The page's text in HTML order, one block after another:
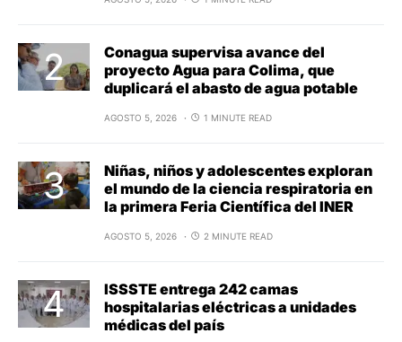
Conagua supervisa avance del
proyecto Agua para Colima, que
duplicará el abasto de agua potable
AGOSTO 5, 2026 1 MINUTE READ
Niñas, niños y adolescentes exploran
el mundo de la ciencia respiratoria en
la primera Feria Científica del INER
AGOSTO 5, 2026 2 MINUTE READ
ISSSTE entrega 242 camas
hospitalarias eléctricas a unidades
médicas del país